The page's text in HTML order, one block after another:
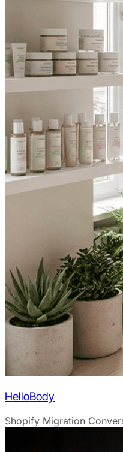
HelloBody
Shopify Migration